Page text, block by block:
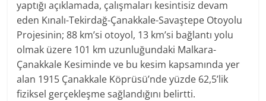
yaptığı açıklamada, çalışmaları kesintisiz devam
eden Kınalı-Tekirdağ-Çanakkale-Savaştepe Otoyolu
Projesinin; 88 km’si otoyol, 13 km’si bağlantı yolu
olmak üzere 101 km uzunluğundaki Malkara-
Çanakkale Kesiminde ve bu kesim kapsamında yer
alan 1915 Çanakkale Köprüsü’nde yüzde 62,5’lik
fiziksel gerçekleşme sağlandığını belirtti.